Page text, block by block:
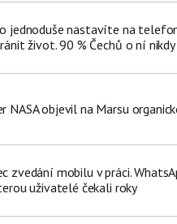
jednoduše nastavíte na
život. 90 % Čechů o ní
NASA objevil na Marsu
zvedání mobilu v práci.
uživatelé čekali roky